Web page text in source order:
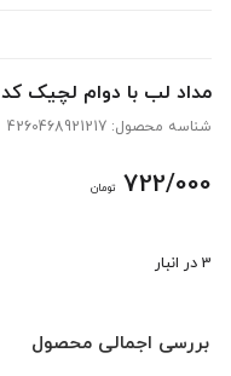
مداد لب با دوام لچیک کد 145
شناسه محصول: 4260468921217
722/000 تومان
3 در انبار
بررسی اجمالی محصول